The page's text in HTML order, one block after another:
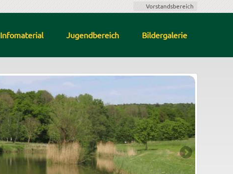
Vorstandsbereich
Infomaterial Jugendbereich Bildergalerie